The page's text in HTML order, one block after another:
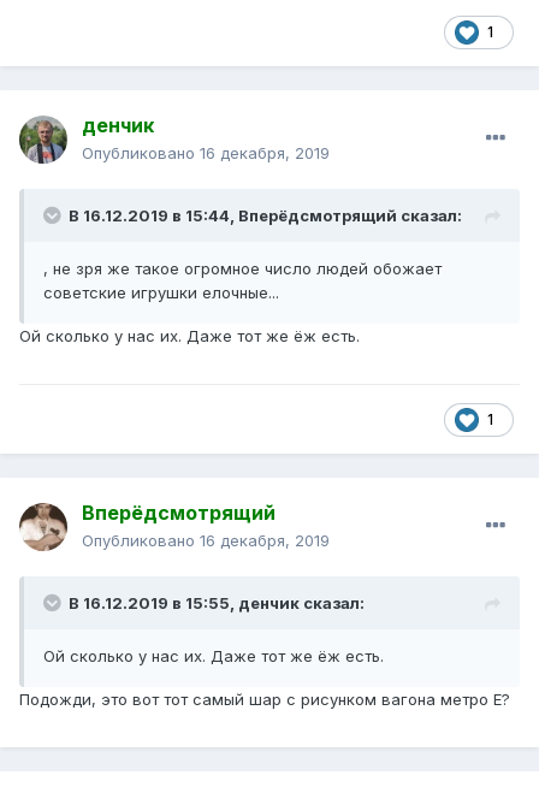
1
денчик
Опубликовано 16 декабря, 2019
В 16.12.2019 в 15:44, Вперёдсмотрящий сказал:
, не зря же такое огромное число людей обожает
советские игрушки елочные...
Ой сколько у нас их. Даже тот же ёж есть.
1
Вперёдсмотрящий
Опубликовано 16 декабря, 2019
В 16.12.2019 в 15:55, денчик сказал:
Ой сколько у нас их. Даже тот же ёж есть.
Подожди, это вот тот самый шар с рисунком вагона метро Е?